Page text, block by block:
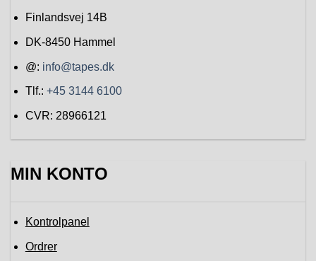
Finlandsvej 14B
DK-8450 Hammel
@: info@tapes.dk
Tlf.: +45 3144 6100
CVR: 28966121
MIN KONTO
Kontrolpanel
Ordrer